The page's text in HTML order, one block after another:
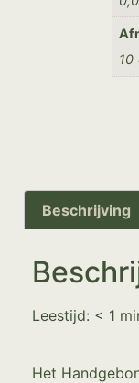
10
Beschrijving
Leestijd: < 1
Het